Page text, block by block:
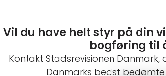
Vil du have helt styr på din
bogføring til
Kontakt Stadsrevisionen
Danmarks bedst